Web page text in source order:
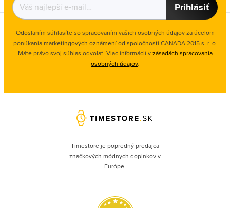
Prihlásiť
Odoslaním súhlasíte so spracovaním vašich osobných údajov za účelom
ponúkania marketingových oznámení od spoločnosti CANADA 2015 s. r. o.
Máte právo svoj súhlas odvolať. Viac informácií vzásadách spracovania
osobných údajov.
Timestore je popredný predajca
značkových módnych doplnkov v
Európe.